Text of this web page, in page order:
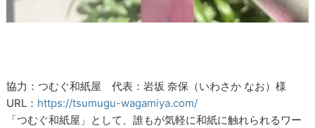
協力：つむぐ和紙屋 代表：岩坂 奈保（いわさか なお）様
URL： https://tsumugu-wagamiya.com/
「つむぐ和紙屋」として、誰もが気軽に和紙に触れられるワー